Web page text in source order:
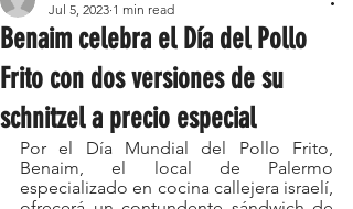
Benaim celebra el Día del Pollo
Frito con dos versiones de su
schnitzel a precio especial
Jul 5, 2023 1 min read
Por el Día Mundial del Pollo Frito,
Benaim, el local de Palermo
especializado en cocina callejera israelí,